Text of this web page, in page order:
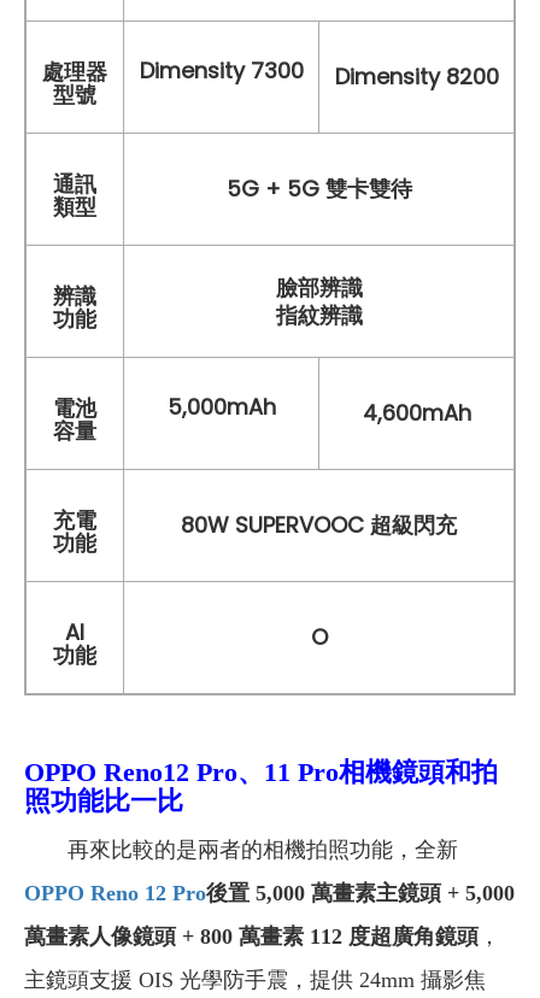
處理器
型號
Dimensity 7300 Dimensity 8200
通訊
類型
5G + 5G 雙卡雙待
辨識
功能
臉部辨識
指紋辨識
電池
容量
5,000mAh 4,600mAh
充電
功能
80W SUPERVOOC 超級閃充
AI
功能
O
OPPO Reno12 Pro、11 Pro相機鏡頭和拍
照功能比一比
再來比較的是兩者的相機拍照功能，全新
OPPO Reno 12 Pro後置 5,000 萬畫素主鏡頭 + 5,000
萬畫素人像鏡頭 + 800 萬畫素 112 度超廣角鏡頭 ，
主鏡頭支援 OIS 光學防手震，提供 24mm 攝影焦